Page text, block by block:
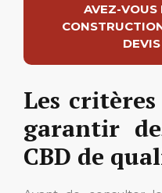
AVEZ-VOUS
Les
garantir
CBD de